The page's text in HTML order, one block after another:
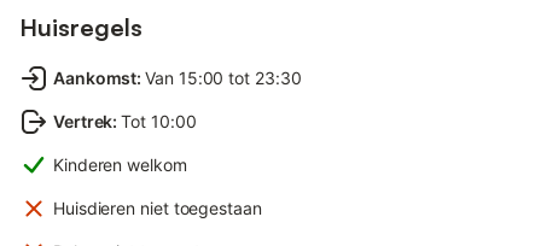
Huisregels
Aankomst: Van 15:00 tot 23:30
Vertrek: Tot 10:00
Kinderen welkom
Huisdieren niet toegestaan